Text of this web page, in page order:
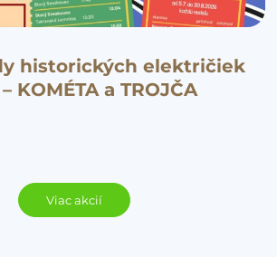
historických električiek
KOMÉTA a TROJČA
Viac akcií